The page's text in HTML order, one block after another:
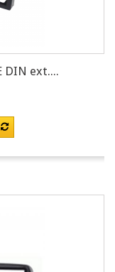
DIN ext....